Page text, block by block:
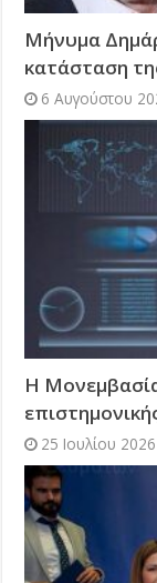
Μήνυμα
κατάσταση
6 Αυγούστου
Η
25 Ιουλίου 2026